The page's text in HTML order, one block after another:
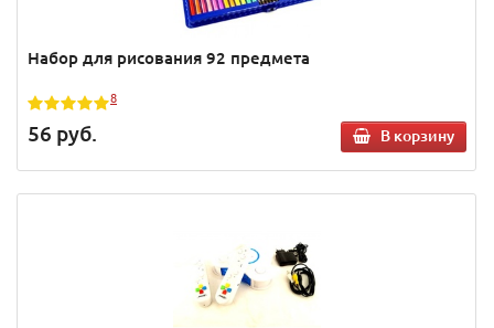
Набор для рисования 92 предмета
8
56 руб. В корзину